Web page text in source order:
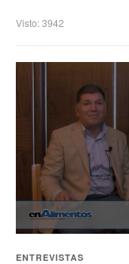
Visto: 3942
ENTREVISTAS